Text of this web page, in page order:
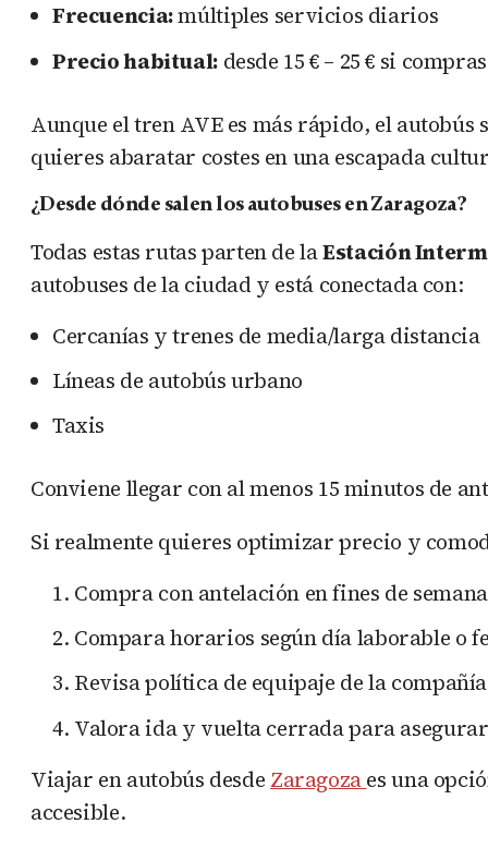
Frecuencia:múltiples servicios diarios
Precio habitual:desde 15 € – 25 € si
Aunque el tren AVE es más rápido, el
quieres abaratar costes en una escapada
¿Desde dónde salen los autobuses en Zaragoza?
Todas estas rutas parten de laEstación
autobuses de la ciudad y está conectada con:
Cercanías y trenes de media/larga distancia
Líneas de autobús urbano
Taxis
Conviene llegar con al menos 15 minutos de
Si realmente quieres optimizar precio y
Compra con antelación en fines de
Compara horarios según día laborable o
Revisa política de equipaje de la
Valora ida y vuelta cerrada para
Viajar en autobús desde Zaragozaes una
accesible.